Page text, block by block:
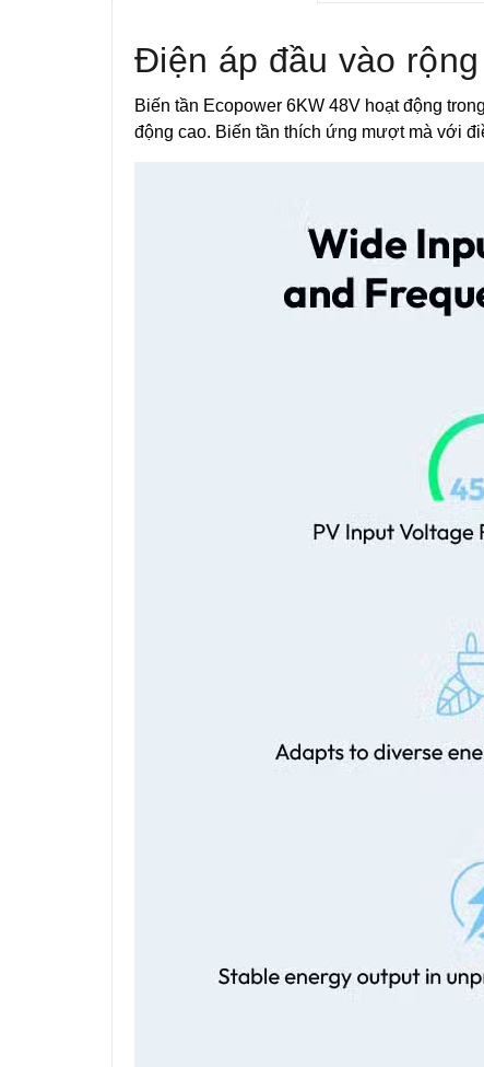
Điện áp đầu vào
Biến tần Ecopower 6KW 48V hoạt động
động cao. Biến tần thích ứng mượt mà với